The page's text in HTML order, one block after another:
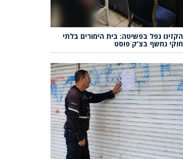
הקזינו נפל בפשיטה: בית הימורים בלתי
חוקי נחשף בצ’ק פוסט